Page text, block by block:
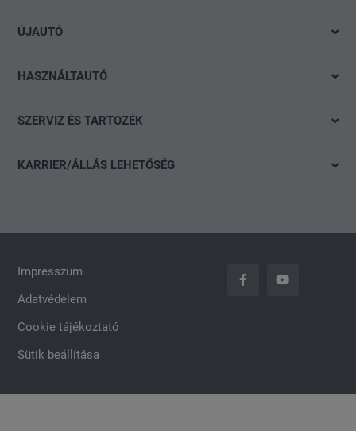
Audi
CUPRA
ÚJAUTÓ
Ajánlatok és akciók
Konfigurálás
HASZNÁLTAUTÓ
Részletes keresés
SZERVIZ ÉS TARTOZÉK
Szervizidőpont-foglalás
KARRIER/ÁLLÁS LEHETŐSÉG
Impresszum
Adatvédelem
Cookie tájékoztató
Sütik beállítása